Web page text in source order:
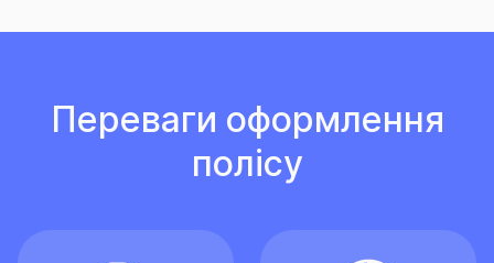
Переваги оформлення
полісу